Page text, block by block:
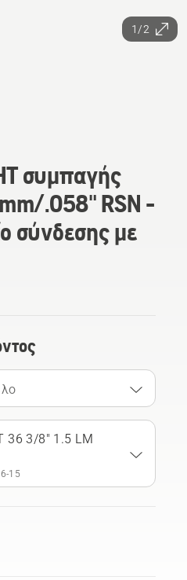
1/2
συμπαγής
.058" RSN -
σύνδεσης με
36 3/8" 1.5 LM